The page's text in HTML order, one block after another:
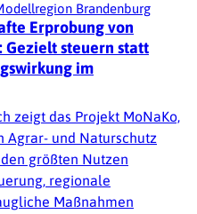
Brandenburg
Erprobung von
Gezielt steuern statt
im
zeigt das Projekt MoNaKo,
Agrar- und Naturschutz
größten Nutzen
regionale
Maßnahmen